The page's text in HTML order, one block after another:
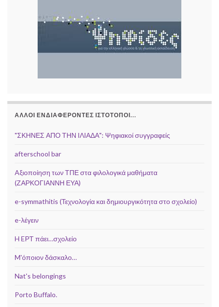
ΆΛΛΟΙ ΕΝΔΙΑΦΈΡΟΝΤΕΣ ΙΣΤΌΤΟΠΟΙ...
"ΣΚΗΝΕΣ ΑΠΟ ΤΗΝ ΙΛΙΑΔΑ": Ψηφιακοί συγγραφείς
afterschool bar
Aξιοποίηση των ΤΠΕ στα φιλολογικά μαθήματα
(ΖΑΡΚΟΓΙΑΝΝΗ ΕΥΑ)
e-symmathitis (Τεχνολογία και δημιουργικότητα στο σχολείο)
e-λέγειν
H EΡΤ πάει…σχολείο
M'όποιον δάσκαλο…
Nat's belongings
Porto Buffalo.